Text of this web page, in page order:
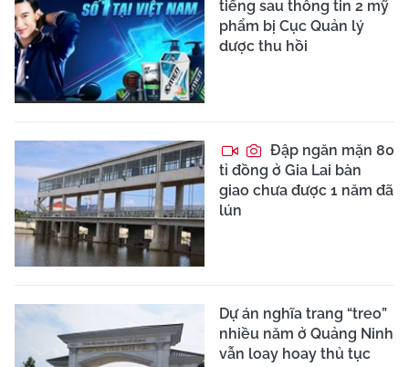
tiếng sau thông tin 2 mỹ
phẩm bị Cục Quản lý
dược thu hồi
Đập ngăn mặn 80
tỉ đồng ở Gia Lai bàn
giao chưa được 1 năm đã
lún
Dự án nghĩa trang “treo”
nhiều năm ở Quảng Ninh
vẫn loay hoay thủ tục